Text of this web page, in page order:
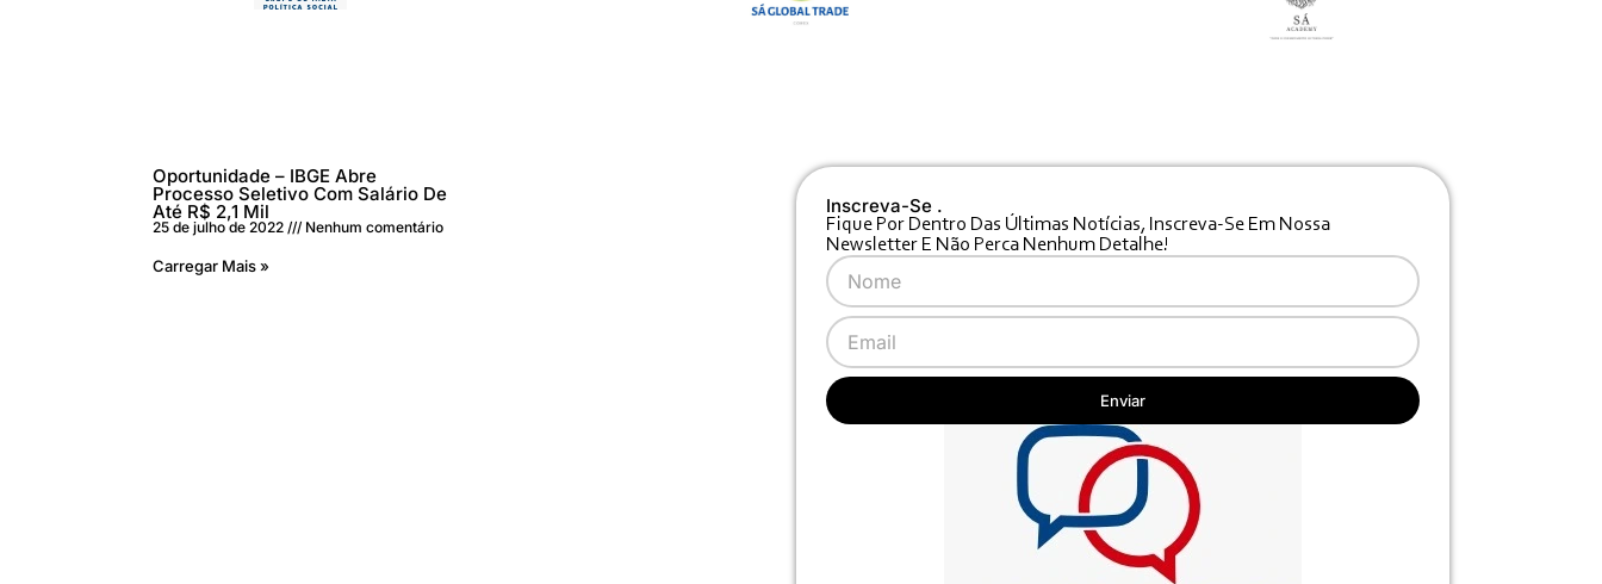
Oportunidade – IBGE Abre
Processo Seletivo Com Salário De
Até R$ 2,1 Mil
25 de julho de 2022 Nenhum comentário
Carregar Mais »
Inscreva-Se .
Fique Por Dentro Das Últimas Notícias, Inscreva-Se Em Nossa
Newsletter E Não Perca Nenhum Detalhe!
Enviar